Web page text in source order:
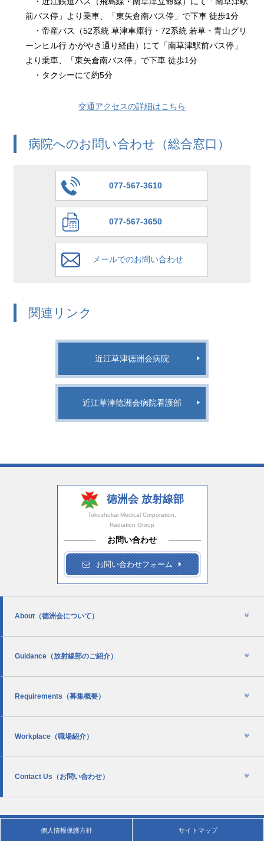
前バス停」より乗車、「東矢倉南バス停」で下車 徒歩1分
・帝産バス（52系統 草津車庫行・72系統 若草・青山グリ
ーンヒル行 かがやき通り経由）にて「南草津駅前バス停」
より乗車、「東矢倉南バス停」で下車 徒歩1分
・タクシーにて約5分
交通アクセスの詳細はこちら
病院へのお問い合わせ（総合窓口）
077-567-3610
077-567-3650
メールでのお問い合わせ
関連リンク
近江草津徳洲会病院
近江草津徳洲会病院看護部
徳洲会 放射線部
Tokushukai Medical Corporation,
Radiation Group
お問い合わせ
お問い合わせフォーム
About （徳洲会について）
Guidance （放射線部のご紹介）
Requirements （募集概要）
Workplace （職場紹介）
Contact Us （お問い合わせ）
個人情報保護方針 サイトマップ